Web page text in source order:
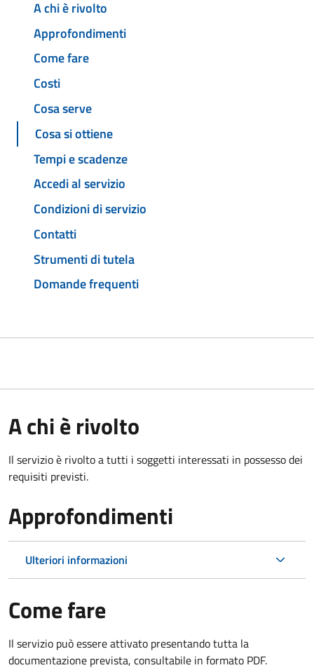
A chi è rivolto
Approfondimenti
Come fare
Costi
Cosa serve
Cosa si ottiene
Tempi e scadenze
Accedi al servizio
Condizioni di servizio
Contatti
Strumenti di tutela
Domande frequenti
A chi è rivolto
Il servizio è rivolto a tutti i soggetti interessati in possesso dei
requisiti previsti.
Approfondimenti
Ulteriori informazioni
Come fare
Il servizio può essere attivato presentando tutta la
documentazione prevista, consultabile in formato PDF.